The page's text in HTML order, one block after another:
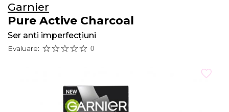
Garnier
Pure Active Charcoal
Ser anti imperfecțiuni
Evaluare: 0